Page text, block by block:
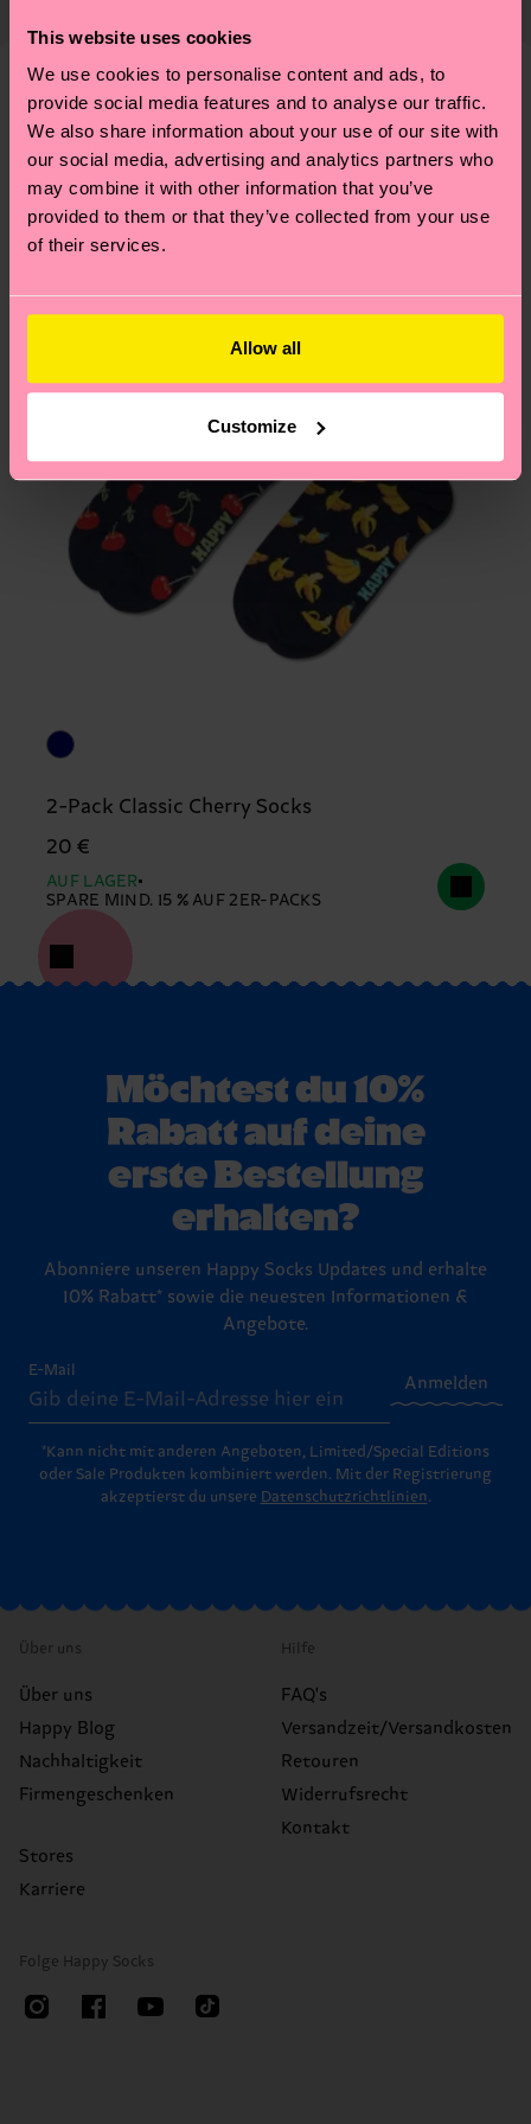
This website uses cookies
We use cookies to personalise content and ads, to
provide social media features and to analyse our traffic.
We also share information about your use of our site with
our social media, advertising and analytics partners who
may combine it with other information that you’ve
provided to them or that they’ve collected from your use
of their services.
Allow all
Customize
Genaue Information:
ARTIKEL 2:100% Polyester
ARTIKEL 3:
100% Recycled Polyester
ARTIKEL 4:
100% Recycled Polyester
Weitere Informationen sowie Tipps und Tricks
findest du auf unsererNachhaltigkeitsseite.
findest duhier. Die Lieferzeit beginnt sobald
deine Bestellung versandt wurde. Bitte bedenke,
dass es sich hierbei um einen Richtwert handelt
und die genaue Lieferzeit von der lokalen Post in
deinem Land abhängt.
Du hast Fragen zu einer Retoure? In unserem
Hilfebereich im Artikel
Ähnliche muster
2-Pack Classic Cherry Socks
20 €
AUF LAGER
SPARE MIND. 15 % AUF 2ER-PACKS
Möchtest du 10%
Rabatt auf deine
erste Bestellung
erhalten?
Abonniere unseren Happy Socks Updates und erhalte
10% Rabatt* sowie die neuesten Informationen &
Angebote.
E-Mail
Anmelden
*Kann nicht mit anderen Angeboten, Limited/Special Editions
oder Sale Produkten kombiniert werden. Mit der Registrierung
akzeptierst du unsere Datenschutzrichtlinien.
Über uns
Über uns
Happy Blog
Nachhaltigkeit
Firmengeschenken
Stores
Karriere
Hilfe
FAQ's
Versandzeit/Versandkosten
Retouren
Widerrufsrecht
Kontakt
Folge Happy Socks